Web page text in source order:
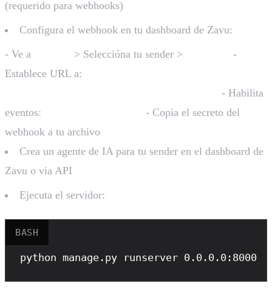
(requerido para webhooks)
Configura el webhook en tu dashboard de Zavu:
- Ve a
> Seleccióna tu sender >
-
Establece URL a:
- Habilita
eventos:
- Copia el secreto del
webhook a tu archivo
Crea un agente de IA para tu sender en el dashboard de
Zavu o via API
Ejecuta el servidor:
BASH
python manage.py runserver 0.0.0.0:8000